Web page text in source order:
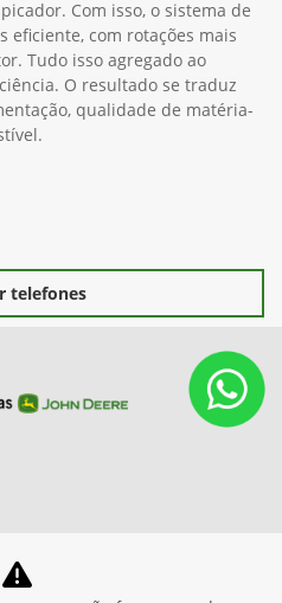
Com isso, o sistema de
eficiente, com rotações mais
Tudo isso agregado ao
O resultado se traduz
qualidade de matéria-
telefones